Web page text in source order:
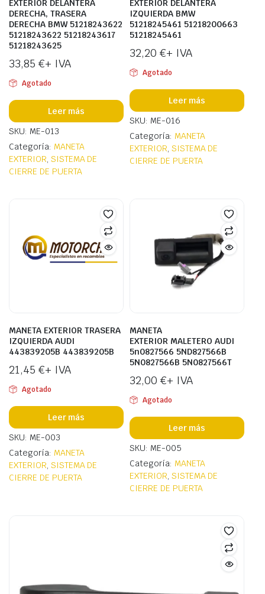
EXTERIOR DELANTERA
DERECHA, TRASERA
DERECHA BMW 51218243622
51218243622 51218243617
51218243625
33,85 €+ IVA
Agotado
Leer más
SKU: ME-013
Categoría: MANETA
EXTERIOR, SISTEMA DE
CIERRE DE PUERTA
EXTERIOR DELANTERA
IZQUIERDA BMW
51218245461 51218200663
51218245461
32,20 €+ IVA
Agotado
Leer más
SKU: ME-016
Categoría: MANETA
EXTERIOR, SISTEMA DE
CIERRE DE PUERTA
MANETA EXTERIOR TRASERA
IZQUIERDA AUDI
443839205B 443839205B
21,45 €+ IVA
Agotado
Leer más
SKU: ME-003
Categoría: MANETA
EXTERIOR, SISTEMA DE
CIERRE DE PUERTA
MANETA
EXTERIOR MALETERO AUDI
5n0827566 5ND827566B
5N0827566B 5N0827566T
32,00 €+ IVA
Agotado
Leer más
SKU: ME-005
Categoría: MANETA
EXTERIOR, SISTEMA DE
CIERRE DE PUERTA